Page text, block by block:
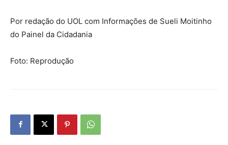
Por redação do UOL com Informações de Sueli Moitinho
do Painel da Cidadania
Foto: Reprodução